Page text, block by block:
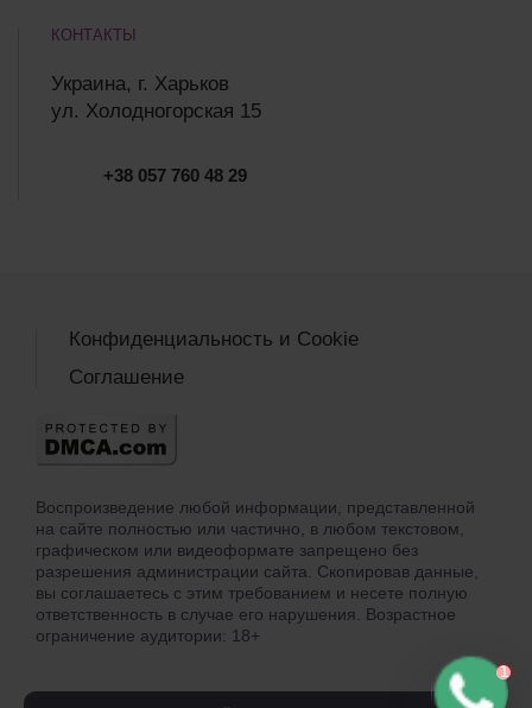
КОНТАКТЫ
Украина, г. Харьков
ул. Холодногорская 15
+38 057 760 48 29
Воспроизведение любой информации, представленной
на сайте полностью или частично, в любом текстовом,
графическом или видеоформате запрещено без
разрешения администрации сайта. Скопировав данные,
вы соглашаетесь с этим требованием и несете полную
ответственность в случае его нарушения. Возрастное
ограничение аудитории: 18+
Конфиденциальность и Cookie
Соглашение